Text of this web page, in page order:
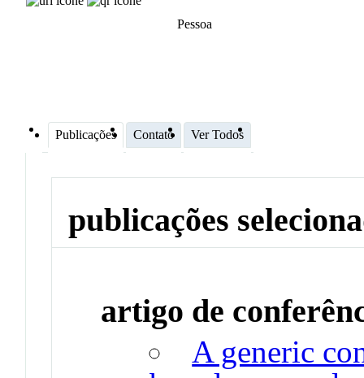
Pessoa
Publicações Contato Ver Todos
publicações
artigo de
A generic